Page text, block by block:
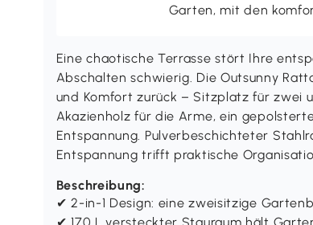
Garten, mit den
Eine chaotische Terrasse stört Ihre
Abschalten schwierig. Die Outsunny
und Komfort zurück – Sitzplatz für zwei
Akazienholz für die Arme, ein
Entspannung. Pulverbeschichteter
Entspannung trifft praktische
Beschreibung:
✔ 2-in-1 Design: eine zweisitzige